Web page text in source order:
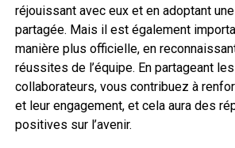
réjouissant avec eux et en adoptant
partagée. Mais il est également
manière plus officielle, en
réussites de l’équipe. En partageant
collaborateurs, vous contribuez à
et leur engagement, et cela aura des
positives sur l’avenir.